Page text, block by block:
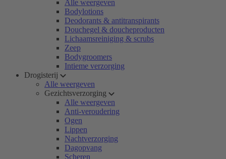
Alle weergeven
Bodylotions
Deodorants & antitranspirants
Douchegel & doucheproducten
Lichaamsreiniging & scrubs
Zeep
Bodygroomers
Intieme verzorging
Drogisterij
Alle weergeven
Gezichtsverzorging
Alle weergeven
Anti-veroudering
Ogen
Lippen
Nachtverzorging
Dagopvang
Scheren